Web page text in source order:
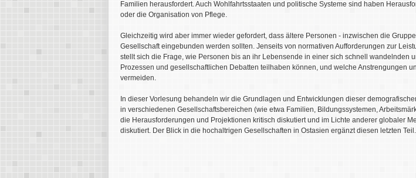
Familien herausfordert. Auch Wohlfahrtsstaaten und politische Systeme sind haben
oder die Organisation von Pflege.
Gleichzeitig wird aber immer wieder gefordert, dass ältere Personen - inzwischen die
Gesellschaft eingebunden werden sollten. Jenseits von normativen Aufforderungen zur
stellt sich die Frage, wie Personen bis an ihr Lebensende in einer sich schnell
Prozessen und gesellschaftlichen Debatten teilhaben können, und welche Anstrengungen
vermeiden.
In dieser Vorlesung behandeln wir die Grundlagen und Entwicklungen dieser
in verschiedenen Gesellschaftsbereichen (wie etwa Familien, Bildungssystemen,
die Herausforderungen und Projektionen kritisch diskutiert und im Lichte anderer globaler
diskutiert. Der Blick in die hochaltrigen Gesellschaften in Ostasien ergänzt diesen letzten Teil.